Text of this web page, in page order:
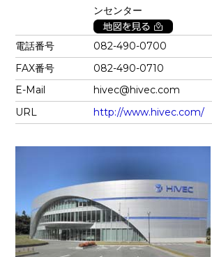
ンセンター
電話番号
082-490-0700
FAX番号
082-490-0710
E-Mail
hivec@hivec.com
URL
http://www.hivec.com/